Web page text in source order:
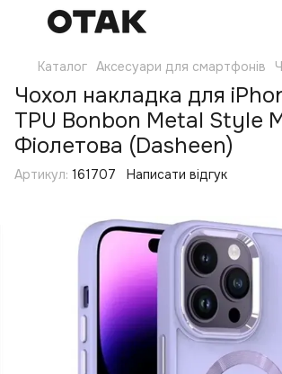
Каталог Аксесуари для смартфонів
Чохол накладка для
TPU Bonbon Metal Style
Фіолетова (Dasheen)
Артикул: 161707 Написати відгук